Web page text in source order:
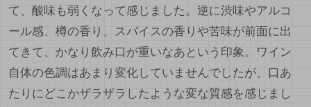
て、酸味も弱くなって感じました。逆に渋味やアルコ
ール感、樽の香り、スパイスの香りや苦味が前面に出
てきて、かなり飲み口が重いなあという印象。ワイン
自体の色調はあまり変化していませんでしたが、口あ
たりにどこかザラザラしたような変な質感を感じまし